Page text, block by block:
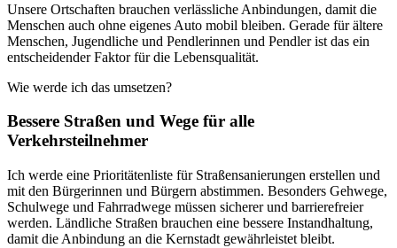
Unsere Ortschaften brauchen verlässliche Anbindungen, damit die
Menschen auch ohne eigenes Auto mobil bleiben. Gerade für ältere
Menschen, Jugendliche und Pendlerinnen und Pendler ist das ein
entscheidender Faktor für die Lebensqualität.
Wie werde ich das umsetzen?
Bessere Straßen und Wege für alle
Verkehrsteilnehmer
Ich werde eine Prioritätenliste für Straßensanierungen erstellen und
mit den Bürgerinnen und Bürgern abstimmen. Besonders Gehwege,
Schulwege und Fahrradwege müssen sicherer und barrierefreier
werden. Ländliche Straßen brauchen eine bessere Instandhaltung,
damit die Anbindung an die Kernstadt gewährleistet bleibt.